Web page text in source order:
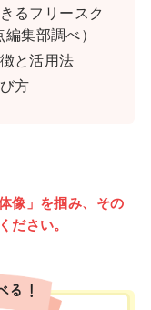
るフリースク
集部調べ）
と活用法
方
像」を掴み、その
ださい。
！